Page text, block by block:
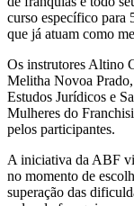
curso específico para
que já atuam como
Os instrutores Altino
Melitha Novoa
Estudos Jurídicos e
Mulheres do
pelos participantes.
A iniciativa da ABF
no momento de
superação das